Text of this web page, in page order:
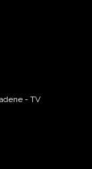
- TV